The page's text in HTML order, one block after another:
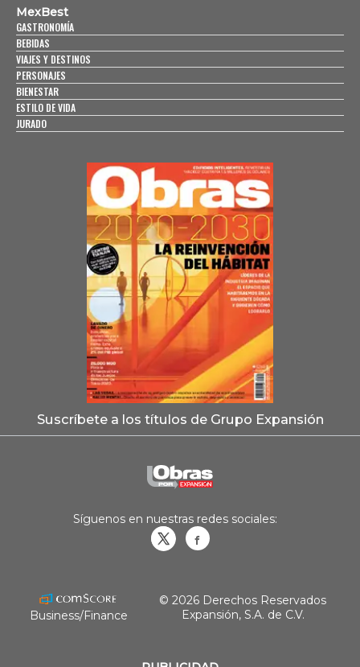
MexBest
GASTRONOMÍA
BEBIDAS
VIAJES Y DESTINOS
PERSONAJES
BIENESTAR
ESTILO DE VIDA
JURADO
Suscríbete a los títulos de Grupo Expansión
Síguenos en nuestras redes sociales:
Business/Finance
© 2026 Derechos Reservados
Expansión, S.A. de C.V.